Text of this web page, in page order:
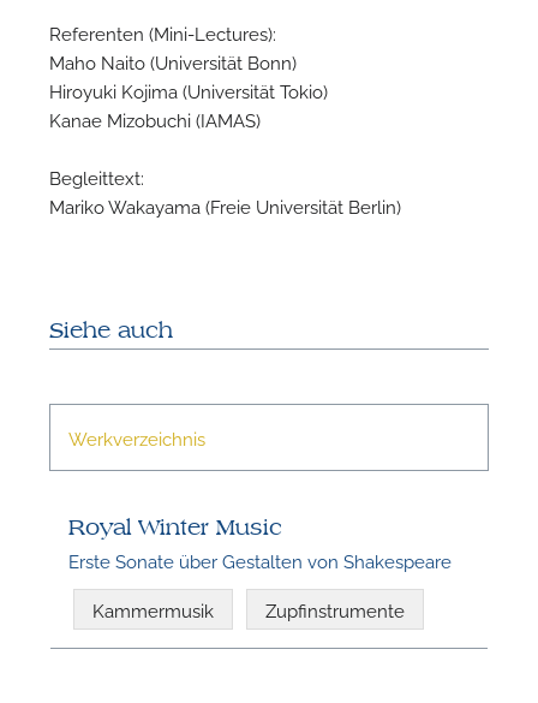
Referenten (Mini-Lectures):
Maho Naito (Universität Bonn)
Hiroyuki Kojima (Universität Tokio)
Kanae Mizobuchi (IAMAS)
Begleittext:
Mariko Wakayama (Freie Universität Berlin)
Siehe auch
Werkverzeichnis
Royal Winter Music
Erste Sonate über Gestalten von Shakespeare
Kammermusik Zupfinstrumente